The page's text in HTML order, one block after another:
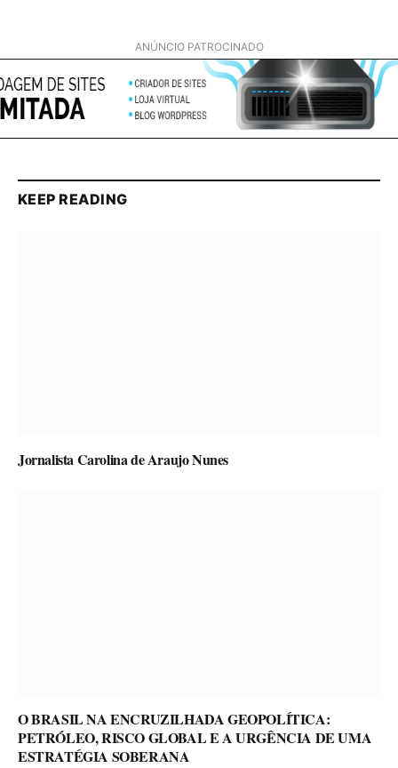
ANÚNCIO PATROCINADO
KEEP READING
Jornalista Carolina de Araujo Nunes
O BRASIL NA ENCRUZILHADA GEOPOLÍTICA:
PETRÓLEO, RISCO GLOBAL E A URGÊNCIA DE UMA
ESTRATÉGIA SOBERANA